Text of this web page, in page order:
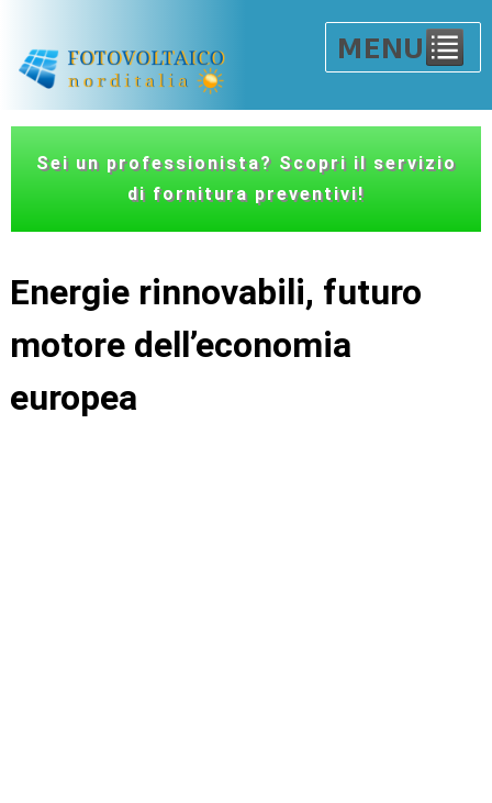
Sei un professionista? Scopri il servizio
di fornitura preventivi!
Energie rinnovabili, futuro
motore dell’economia
europea